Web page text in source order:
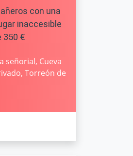
con una
inaccesible
350 €
señorial, Cueva
Torreón de